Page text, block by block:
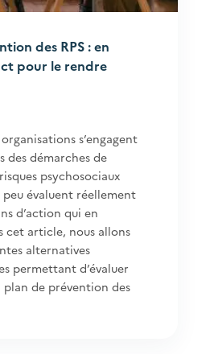
des RPS : en
pour le rendre
s’engagent
des démarches de
psychosociaux
peu évaluent réellement
d’action qui en
cet article, nous allons
alternatives
permettant d’évaluer
de prévention des